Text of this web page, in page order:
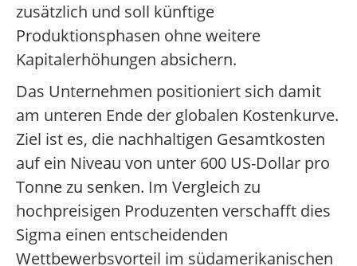
zusätzlich und soll künftige
Produktionsphasen ohne weitere
Kapitalerhöhungen absichern.
Das Unternehmen positioniert sich damit
am unteren Ende der globalen Kostenkurve.
Ziel ist es, die nachhaltigen Gesamtkosten
auf ein Niveau von unter 600 US-Dollar pro
Tonne zu senken. Im Vergleich zu
hochpreisigen Produzenten verschafft dies
Sigma einen entscheidenden
Wettbewerbsvorteil im südamerikanischen